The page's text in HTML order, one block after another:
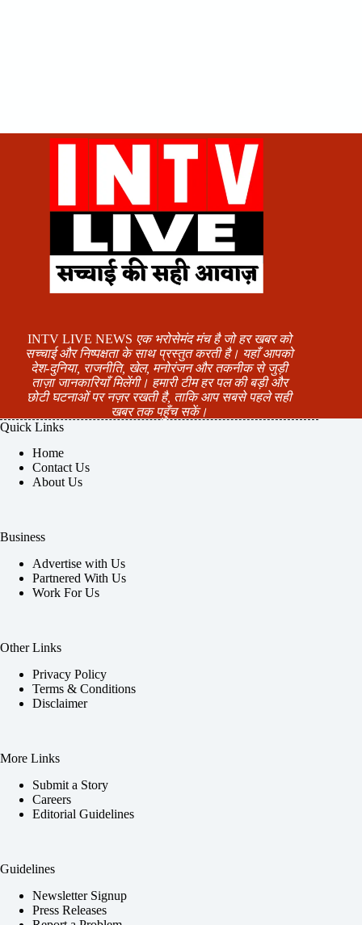
INTV LIVE NEWS एक भरोसेमंद मंच है जो हर खबर को
सच्चाई और निष्पक्षता के साथ प्रस्तुत करती है। यहाँ आपको
देश-दुनिया, राजनीति, खेल, मनोरंजन और तकनीक से जुड़ी
ताज़ा जानकारियाँ मिलेंगी। हमारी टीम हर पल की बड़ी और
छोटी घटनाओं पर नज़र रखती है, ताकि आप सबसे पहले सही
खबर तक पहुँच सकें।
Quick Links
Home
Contact Us
About Us
Business
Advertise with Us
Partnered With Us
Work For Us
Other Links
Privacy Policy
Terms & Conditions
Disclaimer
More Links
Submit a Story
Careers
Editorial Guidelines
Guidelines
Newsletter Signup
Press Releases